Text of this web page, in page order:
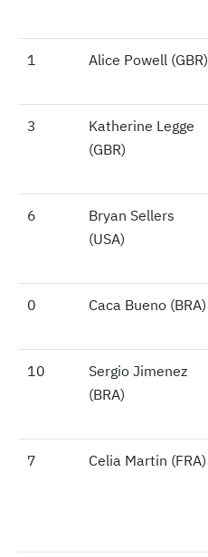
1 Alice Powell (GBR)
3
Katherine Legge
(GBR)
6
Bryan Sellers
(USA)
0 Caca Bueno (BRA)
10
Sergio Jimenez
(BRA)
7 Celia Martin (FRA)
1
3
6
0
10
7